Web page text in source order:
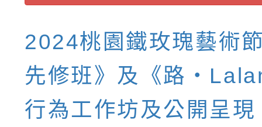
2024桃園鐵玫瑰藝術
先修班》及《路・
行為工作坊及公開呈現